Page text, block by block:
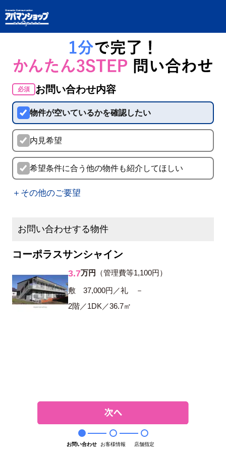
必須 お問い合わせ内容
物件が空いているかを確認したい
内見希望
希望条件に合う他の物件も紹介してほしい
＋その他のご要望
お問い合わせする物件
コーポラスサンシャイン
3.7万円 （管理費等1,100円）
敷 37,000円／礼 －
2階／1DK／36.7㎡
お問い合わせ お客様情報 店舗指定